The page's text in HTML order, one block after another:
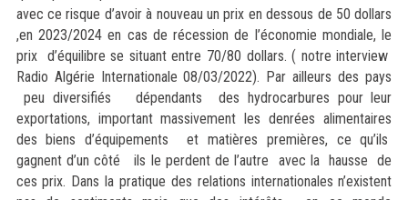
avec ce risque d’avoir à nouveau un prix en dessous de 50 dollars
,en 2023/2024 en cas de récession de l’économie mondiale, le
prix d’équilibre se situant entre 70/80 dollars. ( notre interview
Radio Algérie Internationale 08/03/2022). Par ailleurs des pays
peu diversifiés dépendants des hydrocarbures pour leur
exportations, important massivement les denrées alimentaires
des biens d’équipements et matières premières, ce qu’ils
gagnent d’un côté ils le perdent de l’autre avec la hausse de
ces prix. Dans la pratique des relations internationales n’existent